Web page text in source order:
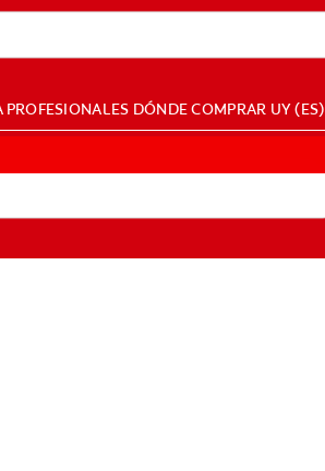
PROFESIONALES DÓNDE COMPRAR UY (ES)